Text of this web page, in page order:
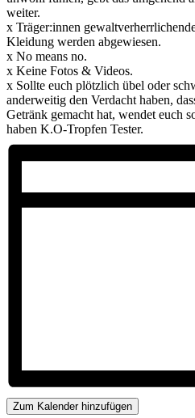
weiter.
x Träger:innen
Kleidung werden abgewiesen.
x No means no.
x Keine Fotos & Videos.
x Sollte euch plötzlich übel oder
anderweitig den Verdacht haben,
Getränk gemacht hat, wendet euch
haben K.O-Tropfen Tester.
Zum Kalender hinzufügen